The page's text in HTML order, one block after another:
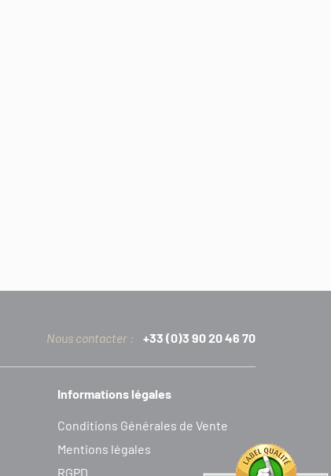
Nous contacter : +33 (0)3 90 20 46 70
Informations légales
Conditions Générales de Vente
Mentions légales
RGPD